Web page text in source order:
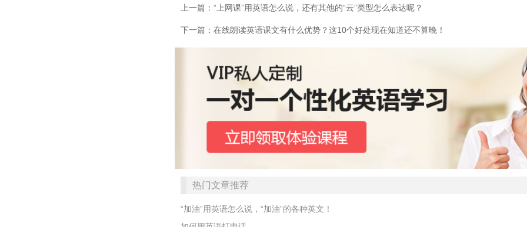
上一篇：“上网课”用英语怎么说，还有其他的“云”类型怎么表达呢？
下一篇：在线朗读英语课文有什么优势？这10个好处现在知道还不算晚！
热门文章推荐
“加油”用英语怎么说，“加油”的各种英文！